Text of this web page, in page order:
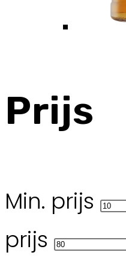
Prijs
Min. prijs
prijs